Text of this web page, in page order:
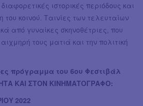
ιστορικές περιόδους και
του κοινού. Ταινίες των τελευταίων
από γυναίκες σκηνοθέτριες, που
τους ματιά και την πολιτική
πρόγραμμα του 6ου Φεστιβάλ
ΚΑΙ ΣΤΟΝ ΚΙΝΗΜΑΤΟΓΡΑΦΟ:
2022